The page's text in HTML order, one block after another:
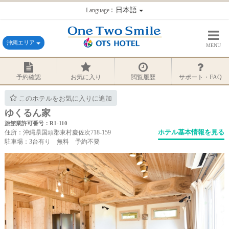
Language：日本語
沖縄エリア MENU
予約確認 お気に入り 閲覧履歴 サポート・FAQ
このホテルをお気に入りに追加
ゆくるん家
旅館業許可番号：R1-110
住所：沖縄県国頭郡東村慶佐次718-159
駐車場：3台有り 無料 予約不要
ホテル基本情報を見る